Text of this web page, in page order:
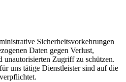
Sicherheitsvorkehrungen
Daten gegen Verlust,
unautorisierten Zugriff zu schützen.
uns tätige Dienstleister sind auf die